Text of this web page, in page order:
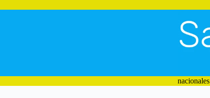
al
nacionales